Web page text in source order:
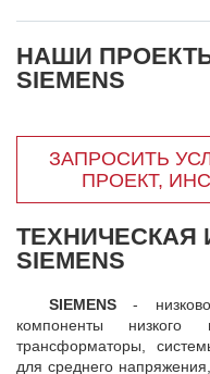
НАШИ
SIEMENS
ЗАПРОСИТЬ
ПРОЕКТ,
SIEMENS
SIEMENS -
компоненты низкого
трансформаторы,
для среднего